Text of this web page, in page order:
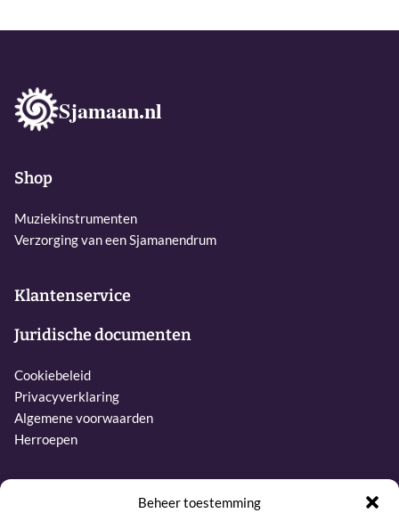
Beheer toestemming
Sjamaan.nl
Shop
Muziekinstrumenten
Verzorging van een Sjamanendrum
Klantenservice
Juridische documenten
Cookiebeleid
Privacyverklaring
Algemene voorwaarden
Herroepen